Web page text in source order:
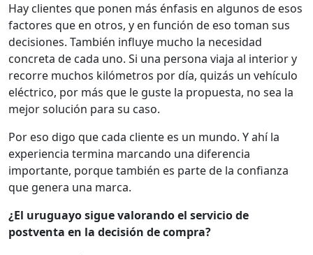
Hay clientes que ponen más énfasis en algunos de esos
factores que en otros, y en función de eso toman sus
decisiones. También influye mucho la necesidad
concreta de cada uno. Si una persona viaja al interior y
recorre muchos kilómetros por día, quizás un vehículo
eléctrico, por más que le guste la propuesta, no sea la
mejor solución para su caso.
Por eso digo que cada cliente es un mundo. Y ahí la
experiencia termina marcando una diferencia
importante, porque también es parte de la confianza
que genera una marca.
¿El uruguayo sigue valorando el servicio de
postventa en la decisión de compra?